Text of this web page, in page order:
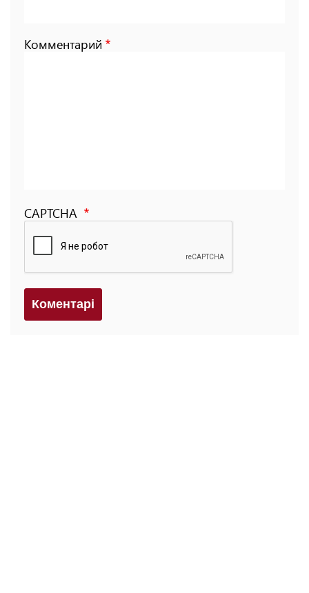
Комментарий
CAPTCHA
Коментарi